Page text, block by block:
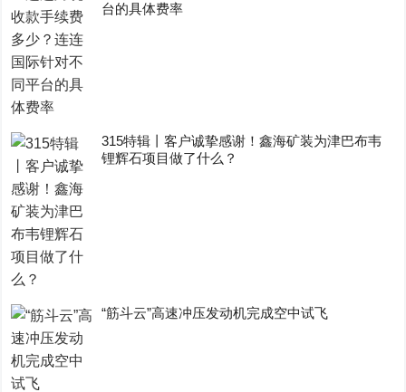
台的具体费率
315特辑丨客户诚挚感谢！鑫海矿装为津巴布韦
锂辉石项目做了什么？
“筋斗云”高速冲压发动机完成空中试飞